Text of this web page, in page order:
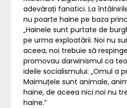
adevărați fanatici. La
nu poarte haine pe baza
„Hainele sunt purtate de
pe urma exploatării. Noi nu
aceea, noi trebuie să
promovau darwinismul ca
ideile socialismului: „Omul a
Maimuțele sunt animale,
haine, de aceea nici noi nu
haine.”